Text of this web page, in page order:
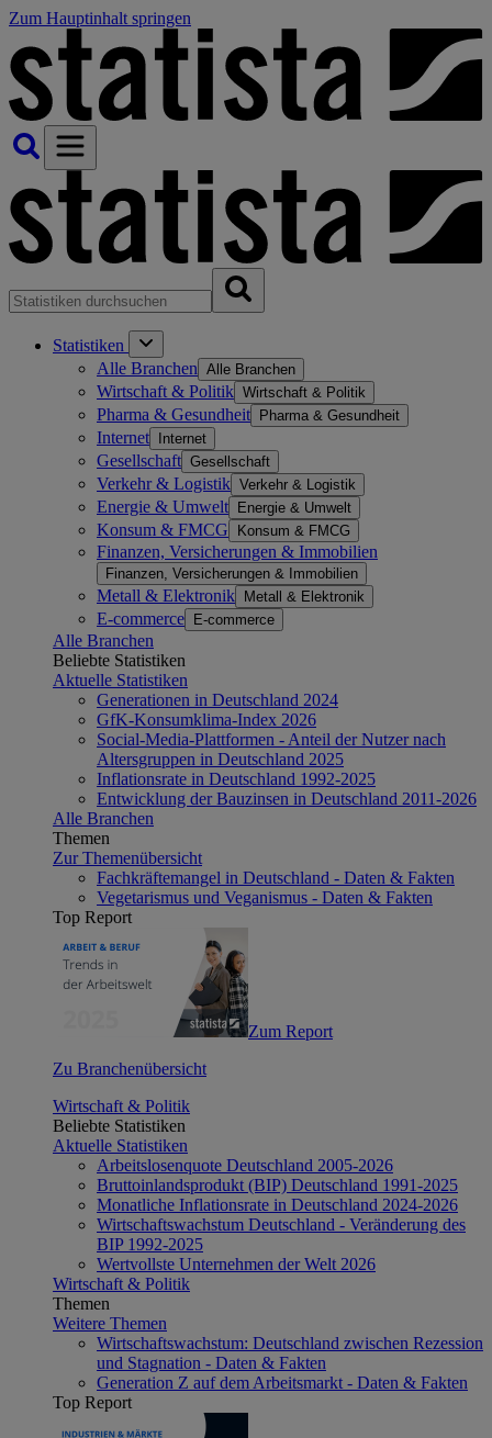
Zum Hauptinhalt springen
Statistiken
Alle Branchen Alle Branchen
Wirtschaft & Politik Wirtschaft & Politik
Pharma & Gesundheit Pharma & Gesundheit
Internet Internet
Gesellschaft Gesellschaft
Verkehr & Logistik Verkehr & Logistik
Energie & Umwelt Energie & Umwelt
Konsum & FMCG Konsum & FMCG
Finanzen, Versicherungen & Immobilien
Finanzen, Versicherungen & Immobilien
Metall & Elektronik Metall & Elektronik
E-commerce E-commerce
Alle Branchen
Beliebte Statistiken
Aktuelle Statistiken
Generationen in Deutschland 2024
GfK-Konsumklima-Index 2026
Social-Media-Plattformen - Anteil der Nutzer nach
Altersgruppen in Deutschland 2025
Inflationsrate in Deutschland 1992-2025
Entwicklung der Bauzinsen in Deutschland 2011-2026
Alle Branchen
Themen
Zur Themenübersicht
Fachkräftemangel in Deutschland - Daten & Fakten
Vegetarismus und Veganismus - Daten & Fakten
Top Report
Zum Report
Zu Branchenübersicht
Wirtschaft & Politik
Beliebte Statistiken
Aktuelle Statistiken
Arbeitslosenquote Deutschland 2005-2026
Bruttoinlandsprodukt (BIP) Deutschland 1991-2025
Monatliche Inflationsrate in Deutschland 2024-2026
Wirtschaftswachstum Deutschland - Veränderung des
BIP 1992-2025
Wertvollste Unternehmen der Welt 2026
Wirtschaft & Politik
Themen
Weitere Themen
Wirtschaftswachstum: Deutschland zwischen Rezession
und Stagnation - Daten & Fakten
Generation Z auf dem Arbeitsmarkt - Daten & Fakten
Top Report